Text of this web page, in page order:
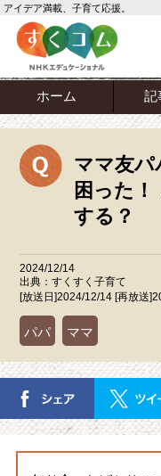
アイデア満載、子育て応援。
ホーム 記
ママ友
困った！
する？
2024/12/14
出典：すくすく子育て
[放送日]2024/12/14 [再放送
パパ ママ